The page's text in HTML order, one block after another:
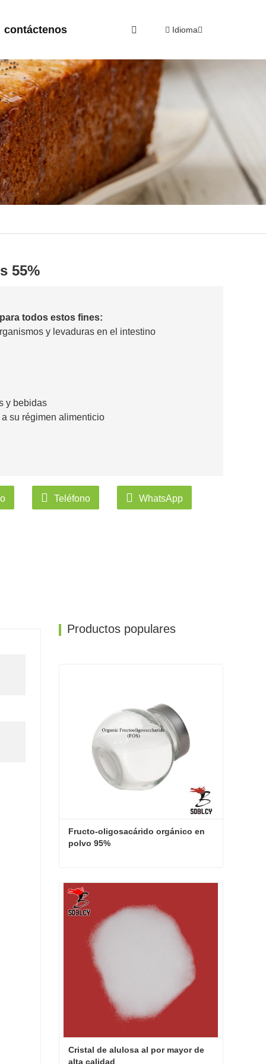
contáctenos Idioma
55%
todos estos fines:
y levaduras en el intestino
y bebidas
su régimen alimenticio
Teléfono WhatsApp
Productos populares
Fructo-oligosacárido orgánico en
polvo 95%
Fructo-oligosacárido orgánico en polvo 95%
Contacta ahora
Cristal de alulosa al por mayor de
alta calidad